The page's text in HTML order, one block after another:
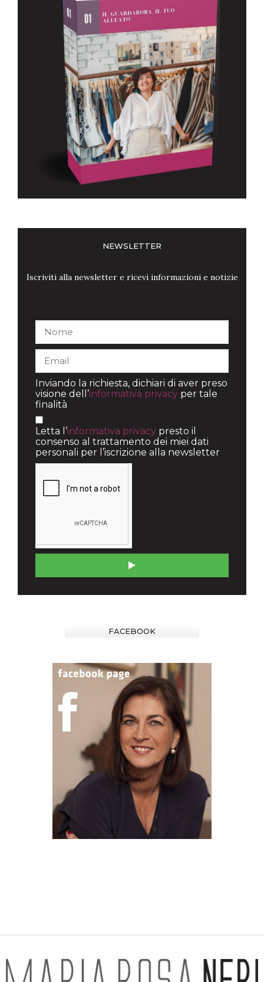
NEWSLETTER
Iscriviti alla newsletter e ricevi informazioni e notizie
Inviando la richiesta, dichiari di aver preso
visione dell’informativa privacy per tale
finalità
Letta l’informativa privacy presto il
consenso al trattamento dei miei dati
personali per l’iscrizione alla newsletter
FACEBOOK